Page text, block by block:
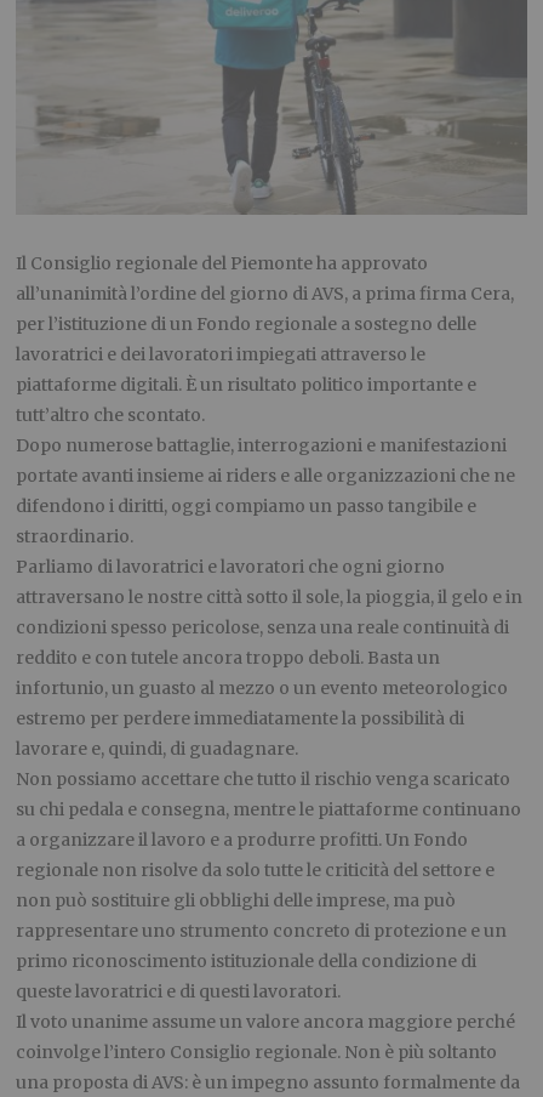
Il Consiglio regionale del Piemonte ha approvato
all’unanimità l’ordine del giorno di AVS, a prima firma Cera,
per l’istituzione di un Fondo regionale a sostegno delle
lavoratrici e dei lavoratori impiegati attraverso le
piattaforme digitali. È un risultato politico importante e
tutt’altro che scontato.
Dopo numerose battaglie, interrogazioni e manifestazioni
portate avanti insieme ai riders e alle organizzazioni che ne
difendono i diritti, oggi compiamo un passo tangibile e
straordinario.
Parliamo di lavoratrici e lavoratori che ogni giorno
attraversano le nostre città sotto il sole, la pioggia, il gelo e in
condizioni spesso pericolose, senza una reale continuità di
reddito e con tutele ancora troppo deboli. Basta un
infortunio, un guasto al mezzo o un evento meteorologico
estremo per perdere immediatamente la possibilità di
lavorare e, quindi, di guadagnare.
Non possiamo accettare che tutto il rischio venga scaricato
su chi pedala e consegna, mentre le piattaforme continuano
a organizzare il lavoro e a produrre profitti. Un Fondo
regionale non risolve da solo tutte le criticità del settore e
non può sostituire gli obblighi delle imprese, ma può
rappresentare uno strumento concreto di protezione e un
primo riconoscimento istituzionale della condizione di
queste lavoratrici e di questi lavoratori.
Il voto unanime assume un valore ancora maggiore perché
coinvolge l’intero Consiglio regionale. Non è più soltanto
una proposta di AVS: è un impegno assunto formalmente da